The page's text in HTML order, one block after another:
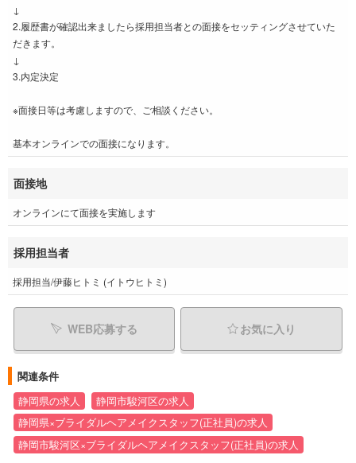
↓
2.履歴書が確認出来ましたら採用担当者との面接をセッティングさせていた
だきます。
↓
3.内定決定
※面接日等は考慮しますので、ご相談ください。
基本オンラインでの面接になります。
面接地
オンラインにて面接を実施します
採用担当者
採用担当/伊藤ヒトミ (イトウヒトミ)
WEB応募する お気に入り
関連条件
静岡県の求人
静岡市駿河区の求人
静岡県×ブライダルヘアメイクスタッフ(正社員)の求人
静岡市駿河区×ブライダルヘアメイクスタッフ(正社員)の求人